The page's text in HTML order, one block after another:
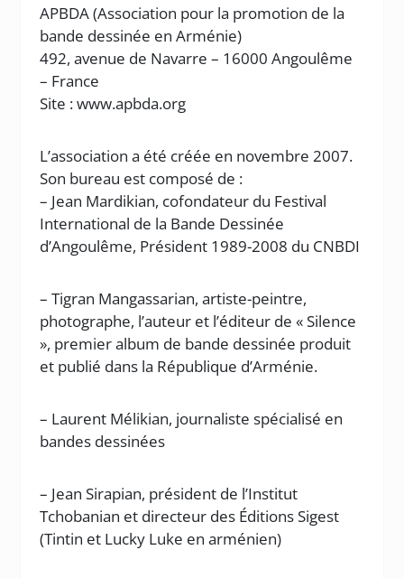
APBDA (Association pour la promotion de la
bande dessinée en Arménie)
492, avenue de Navarre – 16000 Angoulême
– France
Site : www.apbda.org
L’association a été créée en novembre 2007.
Son bureau est composé de :
– Jean Mardikian, cofondateur du Festival
International de la Bande Dessinée
d’Angoulême, Président 1989-2008 du CNBDI
– Tigran Mangassarian, artiste-peintre,
photographe, l’auteur et l’éditeur de « Silence
», premier album de bande dessinée produit
et publié dans la République d’Arménie.
– Laurent Mélikian, journaliste spécialisé en
bandes dessinées
– Jean Sirapian, président de l’Institut
Tchobanian et directeur des Éditions Sigest
(Tintin et Lucky Luke en arménien)